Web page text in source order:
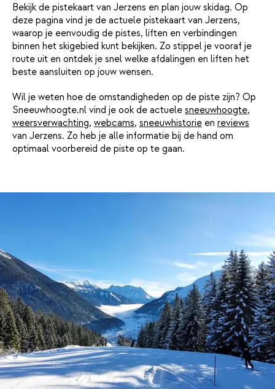
Bekijk de pistekaart van Jerzens en plan jouw skidag. Op
deze pagina vind je de actuele pistekaart van Jerzens,
waarop je eenvoudig de pistes, liften en verbindingen
binnen het skigebied kunt bekijken. Zo stippel je vooraf je
route uit en ontdek je snel welke afdalingen en liften het
beste aansluiten op jouw wensen.
Wil je weten hoe de omstandigheden op de piste zijn? Op
Sneeuwhoogte.nl vind je ook de actuele sneeuwhoogte,
weersverwachting, webcams, sneeuwhistorie en reviews
van Jerzens. Zo heb je alle informatie bij de hand om
optimaal voorbereid de piste op te gaan.